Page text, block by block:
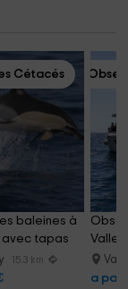
Cétacés
baleines à
avec tapas
15.3 km
Valle
a